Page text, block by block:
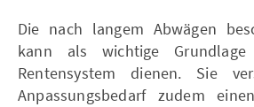
Die nach langem Abwägen
kann als wichtige
Rentensystem dienen. Sie
Anpassungsbedarf zudem